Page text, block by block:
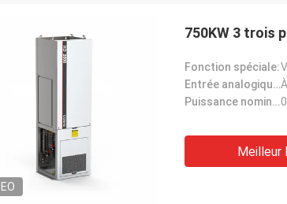
750KW 3 trois
Fonction spéciale:
Entrée analogique:
Puissance nominale:
Meilleur